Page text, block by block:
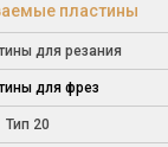
пластины
для резания
для фрез
Тип 20